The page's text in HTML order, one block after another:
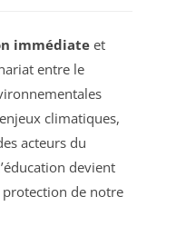
immédiateet
entre le
climatiques,
acteurs du
devient
protection de notre